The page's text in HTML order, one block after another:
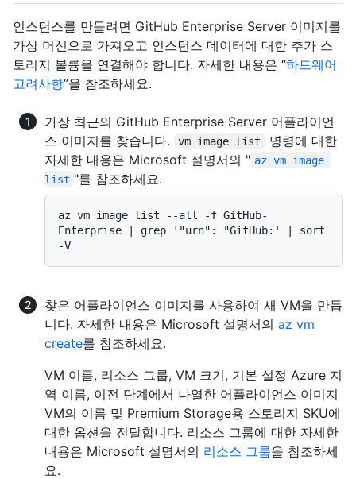
인스턴스를 만들려면 GitHub Enterprise Server 이미지를
가상 머신으로 가져오고 인스턴스 데이터에 대한 추가 스
토리지 볼륨을 연결해야 합니다. 자세한 내용은 “하드웨어
고려사항”을 참조하세요.
가장 최근의 GitHub Enterprise Server 어플라이언
스 이미지를 찾습니다.
vm image list
명령에 대한
자세한 내용은 Microsoft 설명서의 " az vm image
list "를 참조하세요.
az vm image list --all -f GitHub-
Enterprise | grep '"urn": "GitHub:' | sort
찾은 어플라이언스 이미지를 사용하여 새 VM을 만듭
니다. 자세한 내용은 Microsoft 설명서의 az vm
create를 참조하세요.
VM 이름, 리소스 그룹, VM 크기, 기본 설정 Azure 지
역 이름, 이전 단계에서 나열한 어플라이언스 이미지
VM의 이름 및 Premium Storage용 스토리지 SKU에
대한 옵션을 전달합니다. 리소스 그룹에 대한 자세한
내용은 Microsoft 설명서의 리소스 그룹을 참조하세
요.